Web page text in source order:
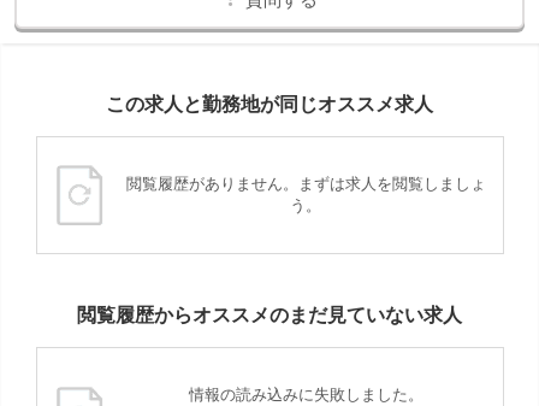
この求人と勤務地が同じオススメ求人
閲覧履歴がありません。まずは求人を閲覧しましょ
う。
閲覧履歴からオススメのまだ見ていない求人
情報の読み込みに失敗しました。